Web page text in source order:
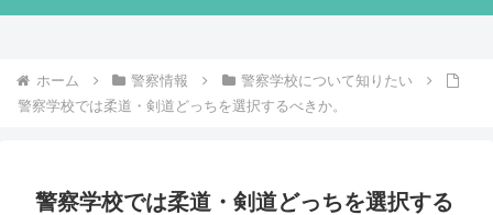
ホーム 警察情報
警察学校について知りたい
警察学校では柔道・剣道どっちを選択するべきか。
警察学校では柔道・剣道どっちを選択する